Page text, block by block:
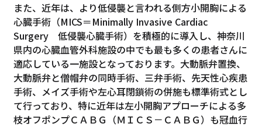
また、近年は、より低侵襲と言われる側方小開胸による
心臓手術（MICS＝Minimally Invasive Cardiac
Surgery 低侵襲心臓手術）を積極的に導入し、神奈川
県内の心臓血管外科施設の中でも最も多くの患者さんに
適応している一施設となっております。大動脈弁置換、
大動脈弁と僧帽弁の同時手術、三弁手術、先天性心疾患
手術、メイズ手術や左心耳閉鎖術の併施も標準術式とし
て行っており、特に近年は左小開胸アプローチによる多
枝オフポンプＣＡＢＧ（ＭＩＣＳ－ＣＡＢＧ）も冠血行